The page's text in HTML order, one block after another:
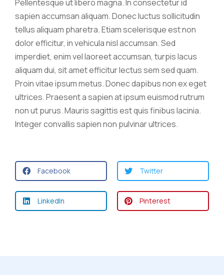
Pellentesque ut libero magna. In consectetur id
sapien accumsan aliquam. Donec luctus sollicitudin
tellus aliquam pharetra. Etiam scelerisque est non
dolor efficitur, in vehicula nisl accumsan. Sed
imperdiet, enim vel laoreet accumsan, turpis lacus
aliquam dui, sit amet efficitur lectus sem sed quam.
Proin vitae ipsum metus. Donec dapibus non ex eget
ultrices. Praesent a sapien at ipsum euismod rutrum
non ut purus. Mauris sagittis est quis finibus lacinia.
Integer convallis sapien non pulvinar ultrices.
Facebook Twitter
LinkedIn Pinterest